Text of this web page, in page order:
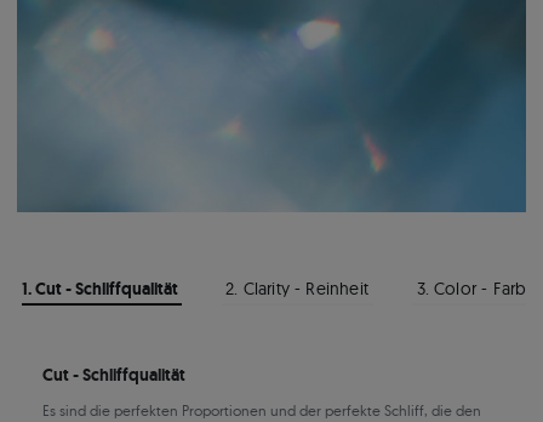
1. Cut - Schliffqualität 2. Clarity - Reinheit 3. Color - Farbe
Cut - Schliffqualität
Es sind die perfekten Proportionen und der perfekte Schliff, die den